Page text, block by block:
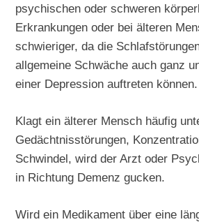
psychischen oder schweren
Erkrankungen oder bei älteren
schwieriger, da die
allgemeine Schwäche auch ganz
einer Depression auftreten können.
Klagt ein älterer Mensch häufig
Gedächtnisstörungen,
Schwindel, wird der Arzt oder
in Richtung Demenz gucken.
Wird ein Medikament über eine